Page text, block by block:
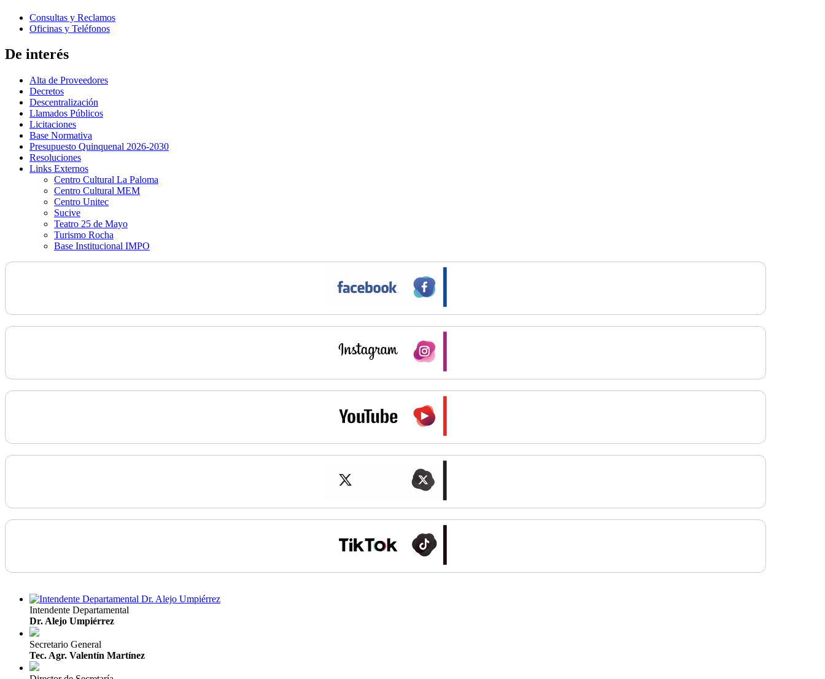
Consultas y Reclamos
Oficinas y Teléfonos
De interés
Alta de Proveedores
Decretos
Descentralización
Llamados Públicos
Licitaciones
Base Normativa
Presupuesto Quinquenal 2026-2030
Resoluciones
Links Externos
Centro Cultural La Paloma
Centro Cultural MEM
Centro Unitec
Sucive
Teatro 25 de Mayo
Turismo Rocha
Base Institucional IMPO
Intendente Departamental
Dr. Alejo Umpiérrez
Secretario General
Tec. Agr. Valentín Martínez